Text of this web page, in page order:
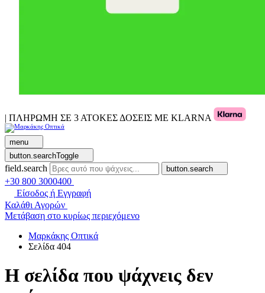
| ΠΛΗΡΩΜΗ ΣΕ 3 ΑΤΟΚΕΣ ΔΟΣΕΙΣ ΜΕ KLARNA
menu
button.searchToggle
field.search button.search
+30 800 3000400
Είσοδος ή Εγγραφή
Καλάθι Αγορών
Μετάβαση στο κυρίως περιεχόμενο
Μαρκάκης Οπτικά
Σελίδα 404
Η σελίδα που ψάχνεις δεν